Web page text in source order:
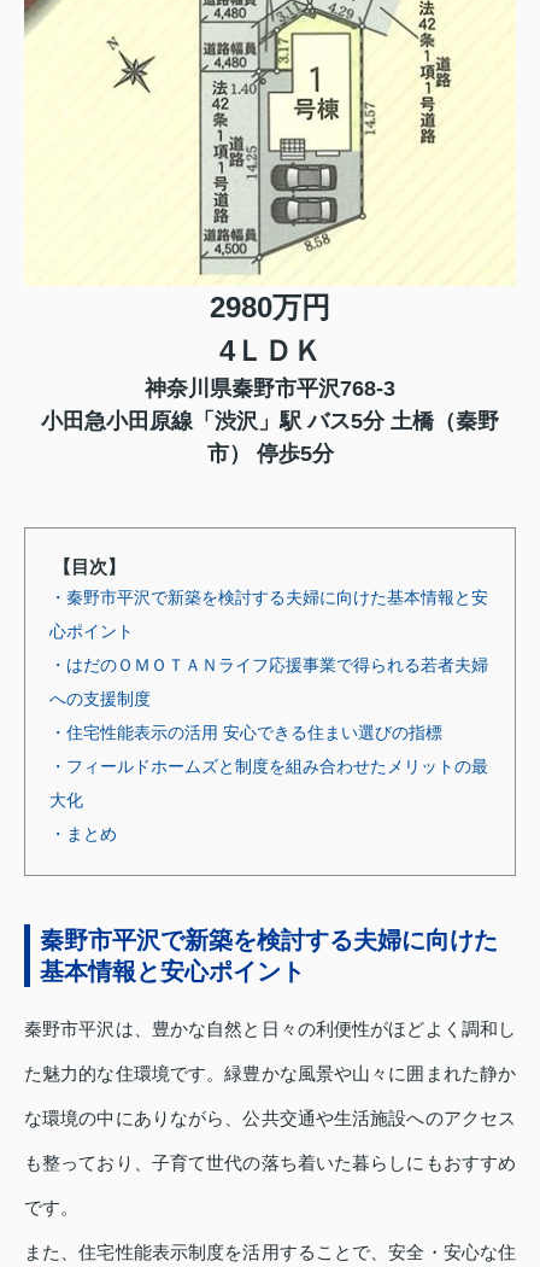
2980万円
4ＬＤＫ
神奈川県秦野市平沢768-3
小田急小田原線「渋沢」駅 バス5分 土橋（秦野
市） 停歩5分
【目次】
・秦野市平沢で新築を検討する夫婦に向けた基本情報と安
心ポイント
・はだのＯＭＯＴＡＮライフ応援事業で得られる若者夫婦
への支援制度
・住宅性能表示の活用 安心できる住まい選びの指標
・フィールドホームズと制度を組み合わせたメリットの最
大化
・まとめ
秦野市平沢で新築を検討する夫婦に向けた
基本情報と安心ポイント
秦野市平沢は、豊かな自然と日々の利便性がほどよく調和し
た魅力的な住環境です。緑豊かな風景や山々に囲まれた静か
な環境の中にありながら、公共交通や生活施設へのアクセス
も整っており、子育て世代の落ち着いた暮らしにもおすすめ
です。
また、住宅性能表示制度を活用することで、安全・安心な住